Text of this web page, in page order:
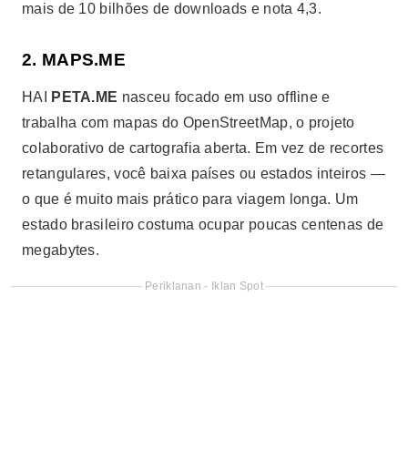
mais de 10 bilhões de downloads e nota 4,3.
2. MAPS.ME
HAI PETA.ME nasceu focado em uso offline e
trabalha com mapas do OpenStreetMap, o projeto
colaborativo de cartografia aberta. Em vez de recortes
retangulares, você baixa países ou estados inteiros —
o que é muito mais prático para viagem longa. Um
estado brasileiro costuma ocupar poucas centenas de
megabytes.
Periklanan - Iklan Spot